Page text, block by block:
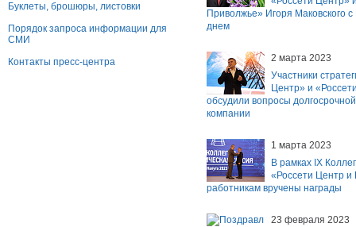
Буклеты, брошюры, листовки
Порядок запроса информации для
СМИ
Контакты пресс-центра
Приволжье» Игоря Маковского
днем
2 марта 2023
Участники
Центр» и
обсудили вопросы
компании
1 марта 2023
В рамках IX
«Россети Центр
работникам вручены награды
23 февраля 2023